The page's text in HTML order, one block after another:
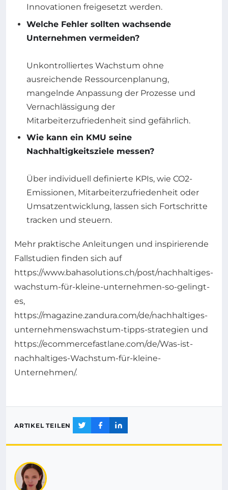
Innovationen freigesetzt werden.
Welche Fehler sollten wachsende
Unternehmen vermeiden?
Unkontrolliertes Wachstum ohne
ausreichende Ressourcenplanung,
mangelnde Anpassung der Prozesse und
Vernachlässigung der
Mitarbeiterzufriedenheit sind gefährlich.
Wie kann ein KMU seine
Nachhaltigkeitsziele messen?
Über individuell definierte KPIs, wie CO2-
Emissionen, Mitarbeiterzufriedenheit oder
Umsatzentwicklung, lassen sich Fortschritte
tracken und steuern.
Mehr praktische Anleitungen und inspirierende
Fallstudien finden sich auf
https://www.bahasolutions.ch/post/nachhaltiges-
wachstum-für-kleine-unternehmen-so-gelingt-
es,
https://magazine.zandura.com/de/nachhaltiges-
unternehmenswachstum-tipps-strategien und
https://ecommercefastlane.com/de/Was-ist-
nachhaltiges-Wachstum-für-kleine-
Unternehmen/.
ARTIKEL TEILEN